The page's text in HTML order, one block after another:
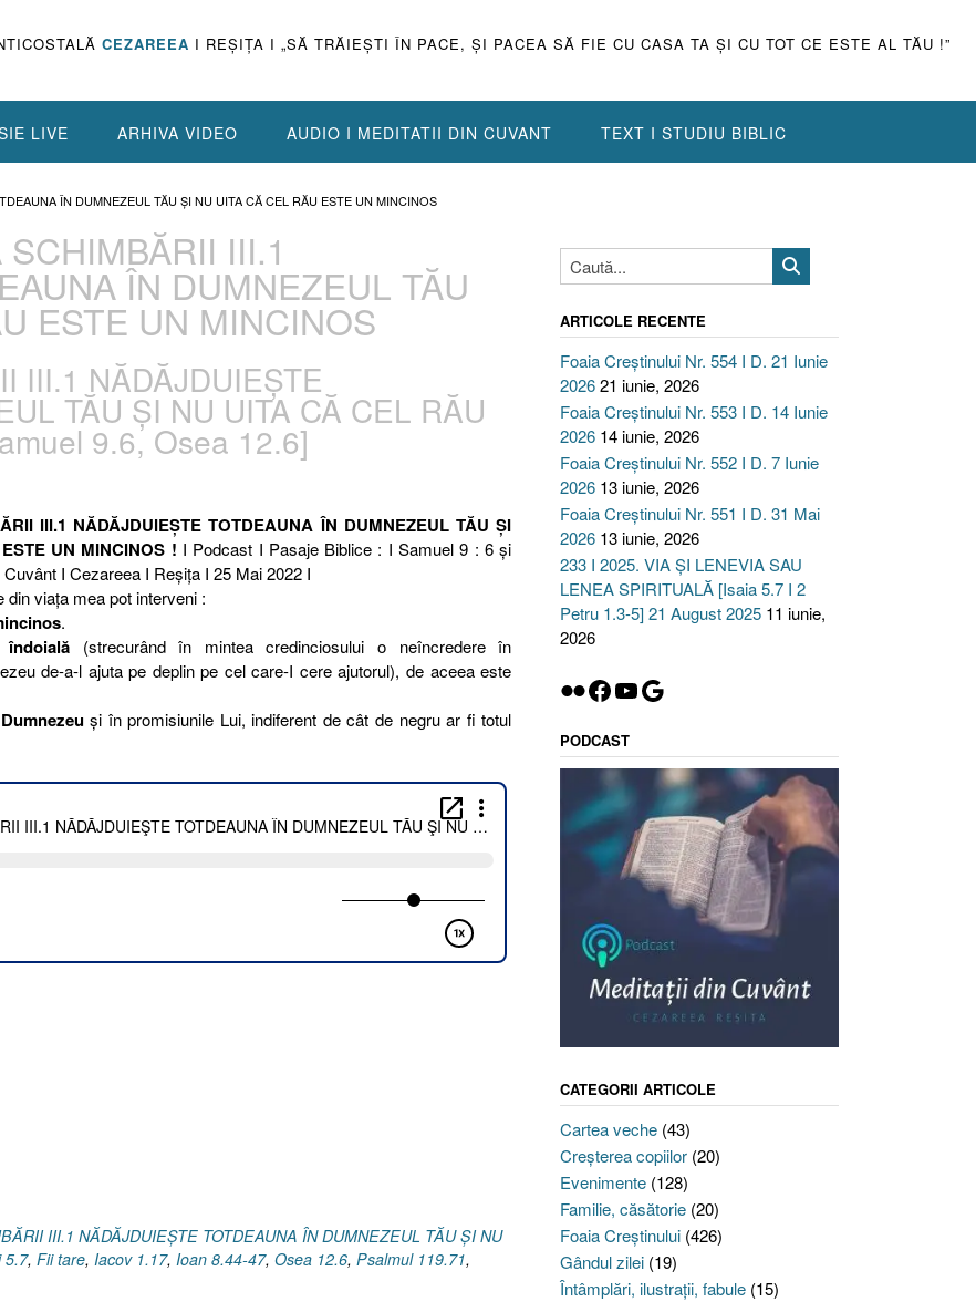
CEZAREEA I REŞIŢA I „SĂ TRĂIEŞTI ÎN PACE, ŞI PACEA SĂ FIE CU CASA TA ŞI CU TOT CE ESTE AL TĂU !”
LIVE ARHIVA VIDEO AUDIO I MEDITATII DIN CUVANT TEXT I STUDIU BIBLIC
ÎN DUMNEZEUL TĂU ŞI NU UITA CĂ CEL RĂU ESTE UN MINCINOS
III.1
ÎN DUMNEZEUL TĂU
ESTE UN MINCINOS
III.1 NĂDĂJDUIEŞTE
TĂU ŞI NU UITA CĂ CEL RĂU
9.6, Osea 12.6]
III.1 NĂDĂJDUIEŞTE TOTDEAUNA ÎN DUMNEZEUL TĂU ŞI
UN MINCINOS ! I Podcast I Pasaje Biblice : I Samuel 9 : 6 şi
I Cezareea I Reşiţa I 25 Mai 2022 I
viaţa mea pot interveni :
.
îndoială (strecurând în mintea credinciosului o neîncredere în
de-a-l ajuta pe deplin pe cel care-I cere ajutorul), de aceea este
şi în promisiunile Lui, indiferent de cât de negru ar fi totul
III.1 NĂDĂJDUIEŞTE TOTDEAUNA ÎN DUMNEZEUL TĂU ŞI NU
5.7, Fii tare, Iacov 1.17, Ioan 8.44-47, Osea 12.6, Psalmul 119.71,
ARTICOLE RECENTE
Foaia Creștinului Nr. 554 I D. 21 Iunie
202621 iunie, 2026
Foaia Creștinului Nr. 553 I D. 14 Iunie
2026 14 iunie, 2026
Foaia Creștinului Nr. 552 I D. 7 Iunie
2026 13 iunie, 2026
Foaia Creștinului Nr. 551 I D. 31 Mai
2026 13 iunie, 2026
233 I 2025. VIA ȘI LENEVIA SAU
LENEA SPIRITUALĂ [Isaia 5.7 I 2
Petru 1.3-5] 21 August 2025 11 iunie,
2026
Flickr
Facebook
YouTube
Google
PODCAST
CATEGORII ARTICOLE
Cartea veche(43)
Creşterea copiilor(20)
Evenimente(128)
Familie, căsătorie(20)
Foaia Creştinului(426)
Gândul zilei(19)
Întâmplări, ilustraţii, fabule(15)